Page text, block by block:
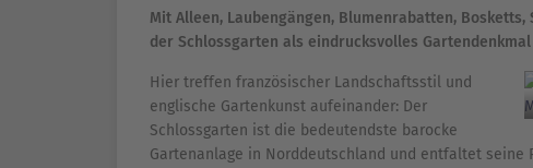
Mit Alleen, Laubengängen, Blumenrabatten,
der Schlossgarten als eindrucksvolles
Hier treffen französischer Landschaftsstil und
englische Gartenkunst aufeinander: Der
Schlossgarten ist die bedeutendste barocke
Gartenanlage in Norddeutschland und entfaltet seine